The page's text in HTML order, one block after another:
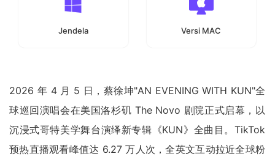
Jendela Versi MAC
2026 年 4 月 5 日，蔡徐坤"AN EVENING WITH KUN"全
球巡回演唱会在美国洛杉矶 The Novo 剧院正式启幕，以
沉浸式哥特美学舞台演绎新专辑《KUN》全曲目。TikTok
预热直播观看峰值达 6.27 万人次，全英文互动拉近全球粉